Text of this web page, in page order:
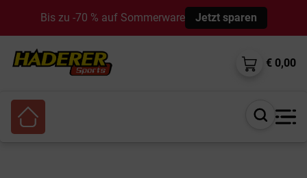
Bis zu -70 % auf Sommerware Jetzt sparen
€ 0,00
Suche